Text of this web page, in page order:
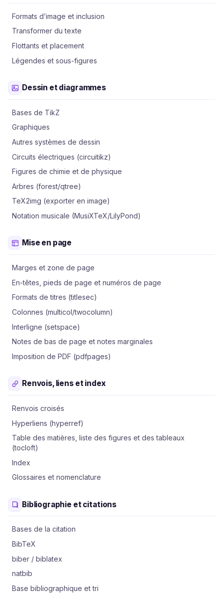
Formats d’image et inclusion
Transformer du texte
Flottants et placement
Légendes et sous-figures
Dessin et diagrammes
Bases de TikZ
Graphiques
Autres systèmes de dessin
Circuits électriques (circuitikz)
Figures de chimie et de physique
Arbres (forest/qtree)
TeX2img (exporter en image)
Notation musicale (MusiXTeX/LilyPond)
Mise en page
Marges et zone de page
En-têtes, pieds de page et numéros de page
Formats de titres (titlesec)
Colonnes (multicol/twocolumn)
Interligne (setspace)
Notes de bas de page et notes marginales
Imposition de PDF (pdfpages)
Renvois, liens et index
Renvois croisés
Hyperliens (hyperref)
Table des matières, liste des figures et des tableaux
(tocloft)
Index
Glossaires et nomenclature
Bibliographie et citations
Bases de la citation
BibTeX
biber / biblatex
natbib
Base bibliographique et tri